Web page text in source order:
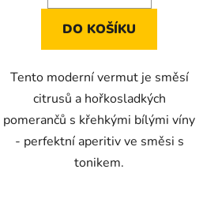
DO KOŠÍKU
Tento moderní vermut je směsí
citrusů a hořkosladkých
pomerančů s křehkými bílými víny
- perfektní aperitiv ve směsi s
tonikem.